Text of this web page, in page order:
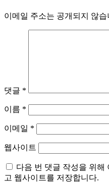
이메일 주소는 공개되지 않습
댓글 *
이름 *
이메일 *
웹사이트
다음 번 댓글 작성을 위해
고 웹사이트를 저장합니다.